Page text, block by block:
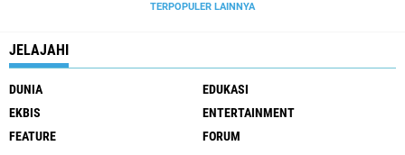
TERPOPULER LAINNYA
JELAJAHI
DUNIA
EDUKASI
EKBIS
ENTERTAINMENT
FEATURE
FORUM